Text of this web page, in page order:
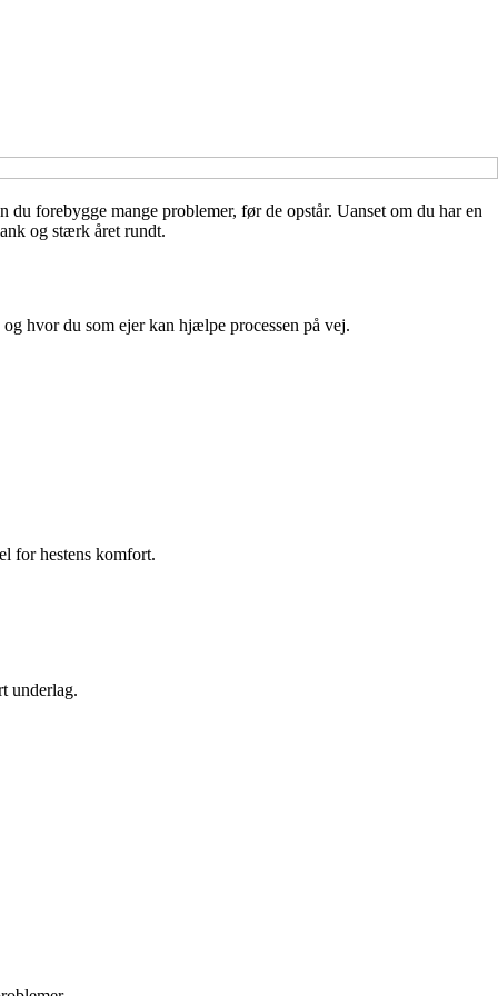
forebygge mange problemer, før de opstår. Uanset om du har en
og stærk året rundt.
hvor du som ejer kan hjælpe processen på vej.
for hestens komfort.
underlag.